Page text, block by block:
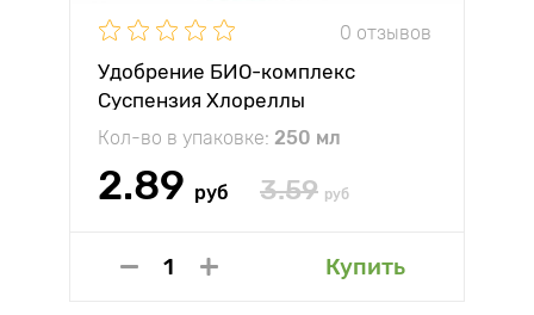
0 отзывов
Удобрение БИО-комплекс
Суспензия Хлореллы
Кол-во в упаковке: 250 мл
2.89 руб 3.59 руб
Купить